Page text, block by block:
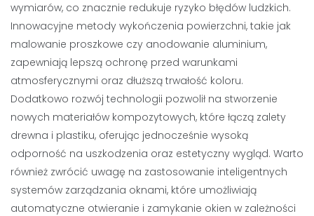
wymiarów, co znacznie redukuje ryzyko błędów ludzkich.
Innowacyjne metody wykończenia powierzchni, takie jak
malowanie proszkowe czy anodowanie aluminium,
zapewniają lepszą ochronę przed warunkami
atmosferycznymi oraz dłuższą trwałość koloru.
Dodatkowo rozwój technologii pozwolił na stworzenie
nowych materiałów kompozytowych, które łączą zalety
drewna i plastiku, oferując jednocześnie wysoką
odporność na uszkodzenia oraz estetyczny wygląd. Warto
również zwrócić uwagę na zastosowanie inteligentnych
systemów zarządzania oknami, które umożliwiają
automatyczne otwieranie i zamykanie okien w zależności